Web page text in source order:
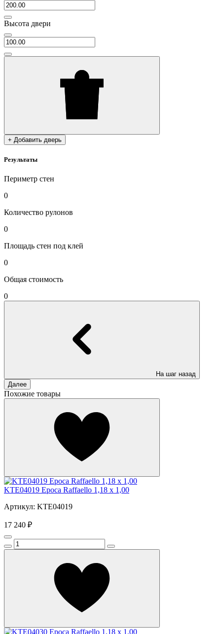
Высота двери
+ Добавить дверь
Результаты
Периметр стен
0
Количество рулонов
0
Площадь стен под клей
0
Общая стоимость
0
На шаг назад
Далее
Похожие товары
KTE04019 Epoca Raffaello 1,18 x 1,00
Артикул: KTE04019
17 240 ₽